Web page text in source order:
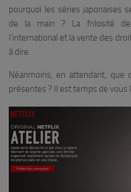
pourquoi les séries japonaises
de la main ? La frilosité de
l’international et la vente des
à dire.
Néanmoins, en attendant, que
présentes ? Il est temps de vous